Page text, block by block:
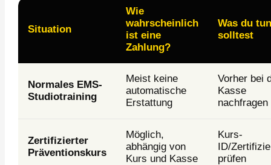
Situation
Wie
wahrscheinlich
ist eine
Zahlung?
Was du tun
solltest
Normales EMS-
Studiotraining
Meist keine
automatische
Erstattung
Vorher bei
Kasse
nachfragen
Zertifizierter
Präventionskurs
Möglich,
abhängig von
Kurs und Kasse
Kurs-
ID/
prüfen